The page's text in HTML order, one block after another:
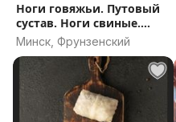
Ноги говяжьи. Путовый
сустав. Ноги свиные.
Почки. Субпродукты
свиные, говяжьи. В
ассортименте.
Минск, Фрунзенский